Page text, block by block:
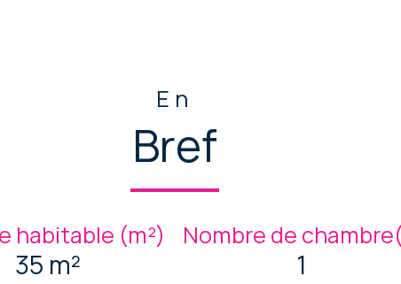
En
Bref
habitable (m²)
35 m²
Nombre de
1